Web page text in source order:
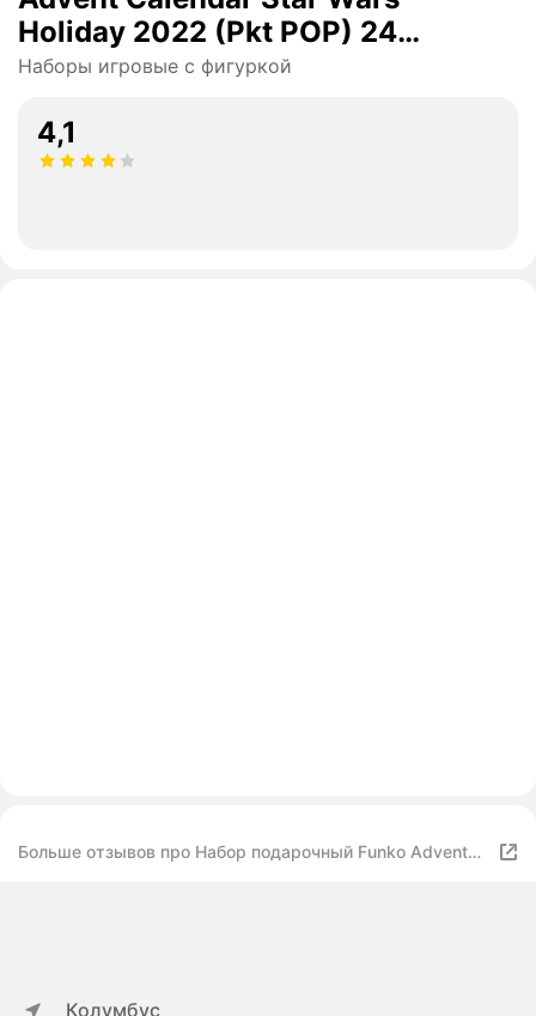
Holiday 2022 (Pkt POP) 24
фигурки 62090
Наборы игровые с фигуркой
4,1
Больше отзывов про Набор подарочный Funko Advent
Колумбус